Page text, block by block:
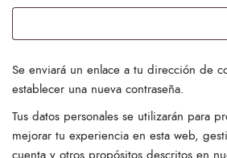
Se enviará un enlace a tu dirección de
establecer una nueva contraseña.
Tus datos personales se utilizarán para
mejorar tu experiencia en esta web,
cuenta y otros propósitos descritos en